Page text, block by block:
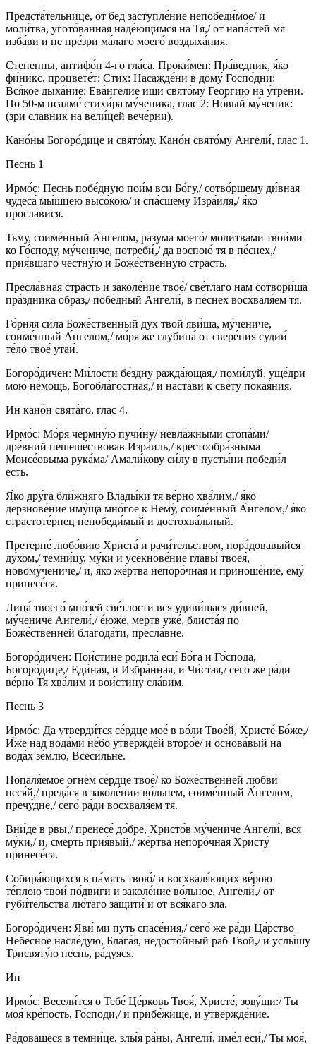
Предста́тельнице, от бед заступле́ние непобеди́мое/ и
моли́тва, угото́ванная наде́ющимся на Тя,/ от напа́стей мя
изба́ви и не пре́зри ма́лаго моего́ воздыха́ния.
Степенны, антифо́н 4-го гла́са. Проки́мен: Пра́ведник, я́ко
фи́никс, процвете́т: Стих: Насажде́ни в дому́ Госпо́дни:
Вся́кое дыха́ние: Ева́нгелие ищи свято́му Георгию на у́трени.
По 50-м псалме́ стихи́ра му́ченика, глас 2: Но́вый му́ченик:
(зри славник на вели́цей вече́рни).
Кано́ны Богоро́дице и свято́му. Кано́н свято́му Ангели́, глас 1.
Песнь 1
Ирмо́с: Песнь побе́дную пои́м вси Бо́гу,/ сотво́ршему ди́вная
чудеса́ мы́шцею высо́кою/ и спа́сшему Изра́иля,/ я́ко
просла́вися.
Тьму, соиме́нный А́нгелом, ра́зума моего́/ моли́твами твои́ми
ко Го́споду, му́чениче, потреби́,/ да воспою́ тя в пе́снех,/
прия́вшаго честну́ю и Боже́ственную страсть.
Пресла́вная страсть и заколе́ние твое́/ све́тлаго нам сотвори́ша
пра́здника образ,/ побе́дный Ангели́, в пе́снех восхваля́ем тя.
Го́рняя си́ла Боже́ственный дух твой яви́ша, му́чениче,
соиме́нный А́нгелом,/ мо́ря же глубина́ от свере́пия судии́
те́ло твое́ утаи́.
Богоро́дичен: Ми́лости бе́здну ражда́ющая,/ поми́луй, уще́дри
мою́ не́мощь, Богобла́гостная,/ и наста́ви к све́ту покая́ния.
Ин кано́н свята́го, глас 4.
Ирмо́с: Мо́ря чермну́ю пучи́ну/ невла́жными стопа́ми/
дре́вний пешеше́ствовав Изра́иль,/ крестообра́зныма
Моисе́овыма рука́ма/ Амали́кову си́лу в пусты́ни победи́л
есть.
Я́ко дру́га бли́жняго Влады́ки тя ве́рно хва́лим,/ я́ко
дерзнове́ние иму́ща мно́гое к Нему́, соиме́нный А́нгелом,/ я́ко
страстоте́рпец непобеди́мый и достохва́льный.
Претерпе́ любо́вию Христа́ и рачи́тельством, пора́довавыйся
ду́хом,/ темни́цу, му́ки и усекнове́ние главы́ твоея́,
новому́чениче,/ и, я́ко же́ртва непоро́чная и приноше́ние, ему́
принесе́ся.
Лица́ твоего́ мно́зей све́тлости вся удиви́шася ди́вней,
му́чениче Ангели́,/ е́юже, мертв уже́, блиста́я по
Боже́ственней благода́ти, пресла́вне.
Богоро́дичен: Пои́стине родила́ еси́ Бо́га и Го́спода,
Богоро́дице,/ Еди́ная, и Избра́нная, и Чи́стая,/ сего́ же ра́ди
ве́рно Тя хва́лим и вои́стину сла́вим.
Песнь 3
Ирмо́с: Да утверди́тся се́рдце мое́ в во́ли Твое́й, Христе́ Бо́же,/
И́же над вода́ми не́бо утвержде́й второ́е/ и основа́вый на
вода́х зе́млю, Всеси́льне.
Попаля́емое огне́м се́рдце твое́/ ко Боже́ственней любви́
неся́й,/ преда́ся в заколе́нии во́льнем, соиме́нный А́нгелом,
пречу́дне,/ сего́ ра́ди восхваля́ем тя.
Вни́де в рвы,/ пренесе́ до́бре, Христо́в му́чениче Ангели́, вся
му́ки,/ и, смерть прия́вый,/ же́ртва непоро́чная Христу́
принесе́ся.
Собира́ющихся в па́мять твою́/ и восхваля́ющих ве́рою
те́плою твои́ по́двиги и заколе́ние во́льное, Ангели́,/ от
губи́тельства лю́таго защити́ и от вся́каго зла.
Богоро́дичен: Яви́ ми путь спасе́ния,/ сего́ же ра́ди Ца́рство
Небе́сное насле́дую, Блага́я, недосто́йный раб Твой,/ и услы́шу
Трисвяту́ю песнь, ра́дуяся.
Ин
Ирмо́с: Весели́тся о Тебе́ Це́рковь Твоя́, Христе́, зову́щи:/ Ты
моя́ кре́пость, Го́споди,/ и прибе́жище, и утвержде́ние.
Ра́довашеся в темни́це, злы́я ра́ны, Ангели́, име́л еси́,/ Ты моя́,